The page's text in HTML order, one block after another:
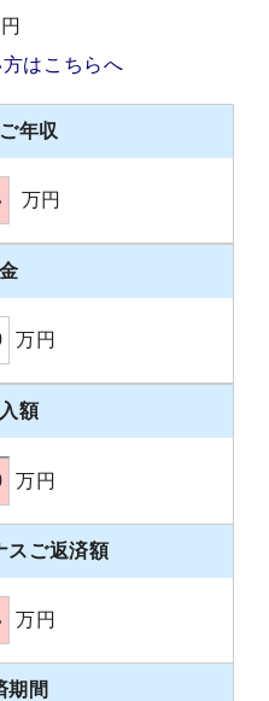
はこちらへ
年収
万円
万円
額
万円
スご返済額
万円
期間